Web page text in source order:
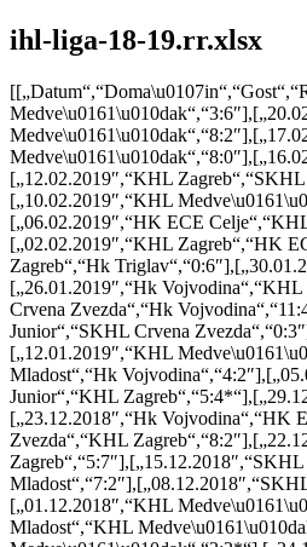
ihl-liga-18-19.rr.xlsx
[„12.02.2019″,“KHL
[„10.02.2019″,“KHL
[„06.02.2019″,“HK ECE
[„02.02.2019″,“KHL Zagreb“,“HK
Zagreb“,“Hk
[„26.01.2019″,“Hk
Crvena Zvezda“,“Hk
Junior“,“SKHL Crvena
[„12.01.2019″,“KHL
Mladost“,“Hk
Junior“,“KHL
[„23.12.2018″,“Hk Vojvodina“,“HK
Zvezda“,“KHL
[„01.12.2018″,“KHL
Mladost“,“KHL